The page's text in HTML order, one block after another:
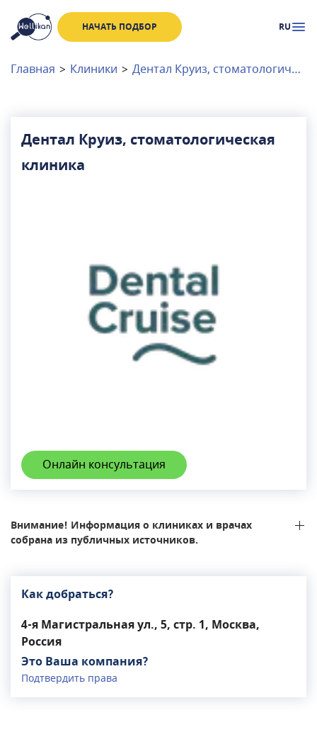
НАЧАТЬ ПОДБОР RU
Доктора
Клиники
Главная > Клиники > Дентал Круиз, стоматологическая клиника
Дентал Круиз, стоматологическая
клиника
Онлайн консультация
Внимание! Информация о клиниках и врачах
собрана из публичных источников.
Как добраться?
4-я Магистральная ул., 5, стр. 1, Москва,
Россия
Это Ваша компания?
Подтвердить права